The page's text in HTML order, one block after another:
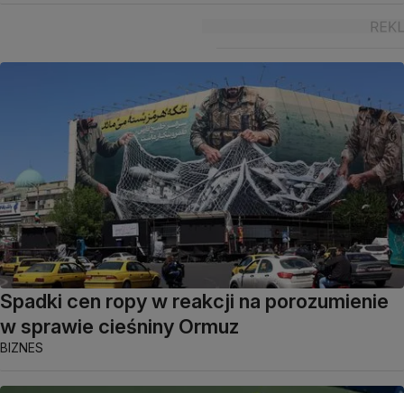
Spadki cen ropy w reakcji na porozumienie
w sprawie cieśniny Ormuz
BIZNES